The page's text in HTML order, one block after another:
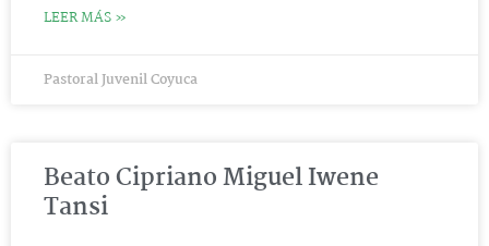
LEER MÁS »
Pastoral Juvenil Coyuca
Beato Cipriano Miguel Iwene
Tansi